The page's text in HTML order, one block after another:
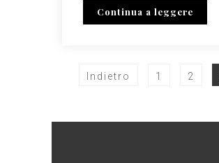
Continua a leggere
Indietro 1 2